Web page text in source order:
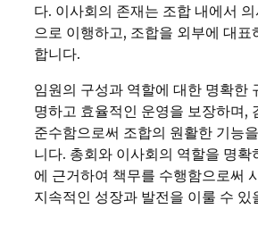
다. 이사회의 존재는 조합 내에서
으로 이행하고, 조합을 외부에 대표
합니다.
임원의 구성과 역할에 대한 명확한
명하고 효율적인 운영을 보장하며,
준수함으로써 조합의 원활한 기능
니다. 총회와 이사회의 역할을 명확
에 근거하여 책무를 수행함으로써
지속적인 성장과 발전을 이룰 수 있